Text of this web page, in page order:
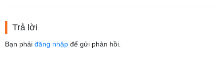
Trả lời
Bạn phải đăng nhập để gửi phản hồi.